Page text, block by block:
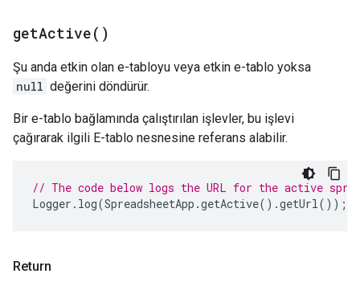
getActive( )
Şu anda etkin olan e-tabloyu veya etkin e-tablo yoksa
null değerini döndürür.
Bir e-tablo bağlamında çalıştırılan işlevler, bu işlevi
çağırarak ilgili E-tablo nesnesine referans alabilir.
// The code below logs the URL for the active
Logger . log(SpreadsheetApp .getActive().getUrl());
Return